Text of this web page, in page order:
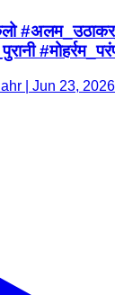
| Jun 23, 2026